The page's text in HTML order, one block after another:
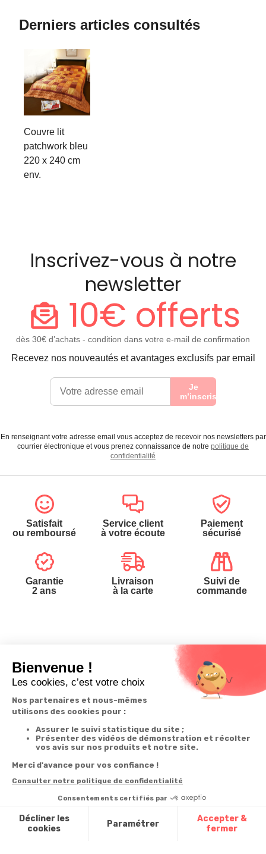
Derniers articles consultés
Couvre lit
patchwork bleu
220 x 240 cm
env.
Inscrivez-vous à notre
newsletter
10€ offerts
dès 30€ d’achats - condition dans votre e-mail de confirmation
Recevez nos nouveautés et avantages exclusifs par email
Je
m’inscris
En renseignant votre adresse email vous acceptez de recevoir nos newsletters par
courrier électronique et vous prenez connaissance de notre politique de
confidentialité
Satisfait
ou remboursé
Service client
à votre écoute
Paiement
sécurisé
Garantie
2 ans
Livraison
à la carte
Suivi de
commande
commande
Suivi de
commande
Livraison
Satisfait ou
remboursé, retour
promotionnels
Glossaire des
Informations
environnementales
Abonnement à la
newsletter
Désabonnement à
la newsletter
Contact
1ère visite
Commander à
Questions
fréquentes
Contactez-nous
Téléphone
: 0900-
50005
de 9h à 13h
: Confort et
Vie - BP